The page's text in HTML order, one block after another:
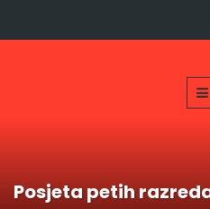
Posjeta petih